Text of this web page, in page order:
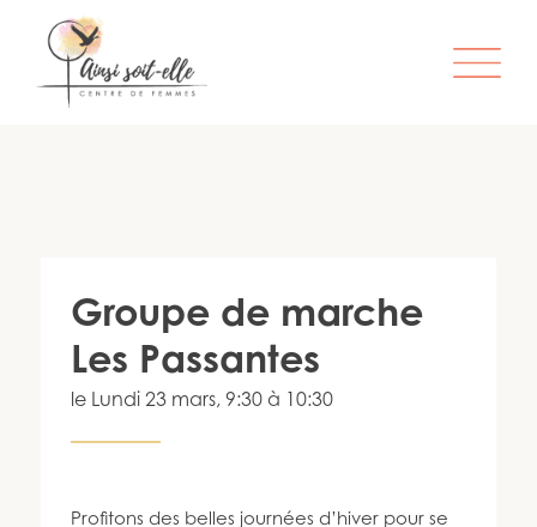
ÊTRE MEMBRE
S’IMPLIQUER
INFO-LETTRE
Groupe de marche
Les Passantes
le Lundi 23 mars, 9:30 à 10:30
Profitons des belles journées d’hiver pour se